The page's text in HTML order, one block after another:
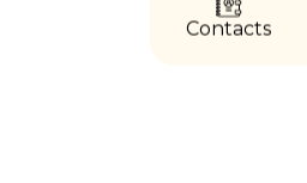
Contacts